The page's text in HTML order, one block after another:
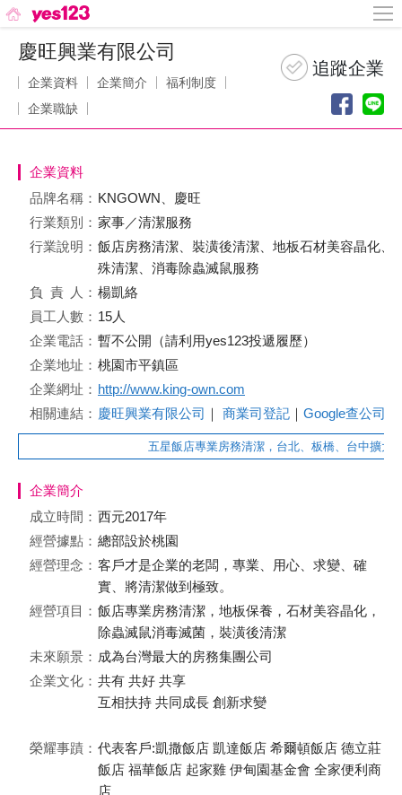
慶旺興業有限公司
企業資料 企業簡介
福利制度
企業職缺
企業資料
品牌名稱： KNGOWN、慶旺
行業類別： 家事／清潔服務
行業說明： 飯店房務清潔、裝潢後清潔、地板石材美容晶化、
殊清潔、消毒除蟲滅鼠服務
負責 人： 楊凱絡
員工人數： 15人
企業電話： 暫不公開（請利用yes123投遞履歷）
企業地址： 桃園市平鎮區
企業網址： http://www.king-own.com
相關連結： 慶旺興業有限公司 ｜ 商業司登記 ｜ Google查公司名
五星飯店專業房務清潔，台北、板橋、台中擴大徵
企業簡介
成立時間： 西元2017年
經營據點： 總部設於桃園
經營理念： 客戶才是企業的老闆，專業、用心、求變、確
實、將清潔做到極致。
經營項目： 飯店專業房務清潔，地板保養，石材美容晶化，
除蟲滅鼠消毒滅菌，裝潢後清潔
未來願景： 成為台灣最大的房務集團公司
企業文化： 共有 共好 共享
互相扶持 共同成長 創新求變
榮耀事蹟： 代表客戶:凱撒飯店 凱達飯店 希爾頓飯店 德立莊
飯店 福華飯店 起家雞 伊甸園基金會 全家便利商
店